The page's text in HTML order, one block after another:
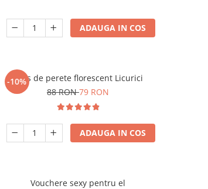
ADAUGA IN COS
-10%
Ceas de perete florescent Licurici
88 RON79 RON
ADAUGA IN COS
Vouchere sexy pentru el